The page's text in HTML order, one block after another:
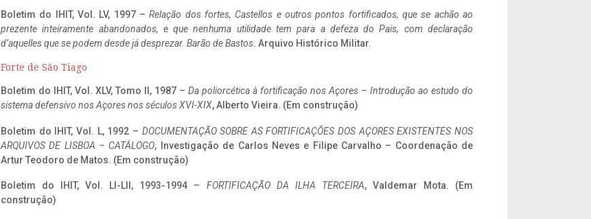
Boletim do IHIT, Vol. LV, 1997 –Relação dos fortes, Castellos e outros pontos fortificados, que se achão ao
prezente inteiramente abandonados, e que nenhuma utilidade tem para a defeza do Pais, com declaração
d’aquelles que se podem desde já desprezar. Barão de Bastos. Arquivo Histórico Militar.
Forte de São Tiago
Boletim do IHIT, Vol. XLV, Tomo II, 1987 – Da poliorcética à fortificação nos Açores – Introdução ao estudo do
sistema defensivo nos Açores nos séculos XVI-XIX, Alberto Vieira. (Em construção)
Boletim do IHIT, Vol. L, 1992 – DOCUMENTAÇÃO SOBRE AS FORTIFICAÇÕES DOS AÇORES EXISTENTES NOS
ARQUIVOS DE LISBOA – CATÁLOGO, Investigação de Carlos Neves e Filipe Carvalho – Coordenação de
Artur Teodoro de Matos. (Em construção)
Boletim do IHIT, Vol. LI-LII, 1993-1994 – FORTIFICAÇÃO DA ILHA TERCEIRA, Valdemar Mota. (Em
construção)